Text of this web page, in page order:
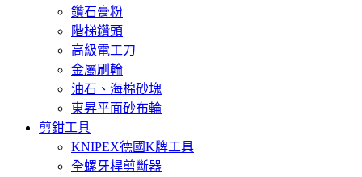
鑽石膏粉
階梯鑽頭
高級電工刀
金屬刷輪
油石、海棉砂塊
東昇平面砂布輪
剪鉗工具
KNIPEX德國K牌工具
全螺牙桿剪斷器